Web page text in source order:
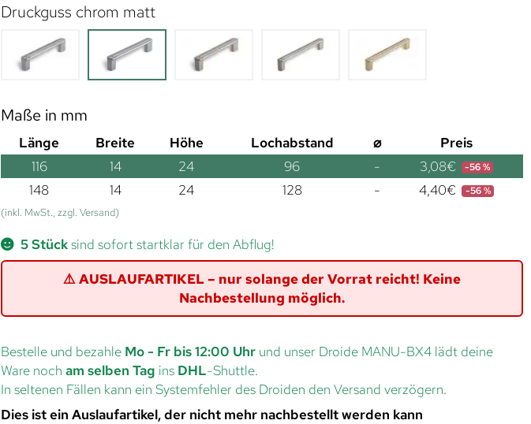
Druckguss chrom matt
Maße in mm
Länge Breite Höhe Lochabstand ⌀
Preis
116
14 24 96 - 3,08€ -56 %
148 14 24 128 - 4,40€ -56 %
(inkl. MwSt., zzgl. Versand)
5 Stücksind sofort startklar für den Abflug!
⚠️ AUSLAUFARTIKEL – nur solange der Vorrat reicht! Keine
Nachbestellung möglich.
Bestelle und bezahle Mo - Fr bis 12:00 Uhr und unser Droide MANU-BX4 lädt deine
Ware noch am selben Tag ins DHL-Shuttle.
In seltenen Fällen kann ein Systemfehler des Droiden den Versand verzögern.
Dies ist ein Auslaufartikel, der nicht mehr nachbestellt werden kann